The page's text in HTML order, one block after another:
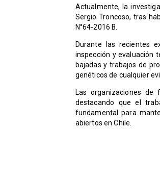
Actualmente, la
Sergio Troncoso, tras
N°64-2016 B.
Durante las recientes
inspección y evaluación
bajadas y trabajos de
genéticos de cualquier
Las organizaciones de
destacando que el
fundamental para
abiertos en Chile.